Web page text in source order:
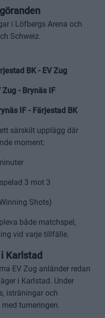
i Löfbergs Arena och
Schweiz.
BK - EV Zug
Zug - Brynäs IF
IF - Färjestad BK
särskilt upplägg där
moment:
3 mot 3
Shots)
både matchspel,
vid varje tillfälle.
Karlstad
EV Zug anländer redan
i Karlstad. Under
isträningar och
turneringen.